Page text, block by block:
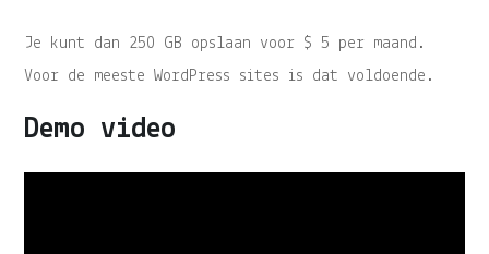
Je kunt dan 250 GB opslaan voor $ 5 per maand.
Voor de meeste WordPress sites is dat voldoende.
Demo video